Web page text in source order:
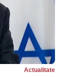
Actualitate